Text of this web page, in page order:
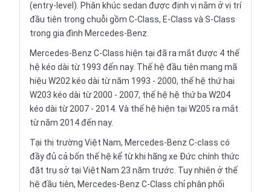
(entry-level). Phân khúc sedan được định vị nằm ở vị trí
đầu tiên trong chuỗi gồm C-Class, E-Class và S-Class
trong gia đình Mercedes-Benz.
Mercedes-Benz C-Class hiện tại đã ra mắt được 4 thế
hệ kéo dài từ 1993 đến nay. Thế hệ đầu tiên mang mã
hiệu W202 kéo dài từ năm 1993 - 2000, thế hệ thứ hai
W203 kéo dài từ 2000 - 2007, thế hệ hệ thứ ba W204
kéo dài từ 2007 - 2014. Và thế hệ hiện tại W205 ra mắt
từ năm 2014 đến nay.
Tại thị trường Việt Nam, Mercedes-Benz C-class có
đầy đủ cả bốn thế hệ kể từ khi hãng xe Đức chính thức
đặt trụ sở tại Việt Nam 23 năm trước. Tuy nhiên ở thế
hệ đầu tiên, Mercedes-Benz C-Class chỉ phân phối